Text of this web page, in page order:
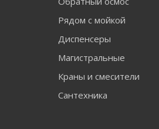
Рядом с мойкой
Диспенсеры
Магистральные
Краны и смесители
Сантехника